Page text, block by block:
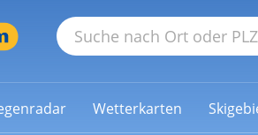
Wetterkarten